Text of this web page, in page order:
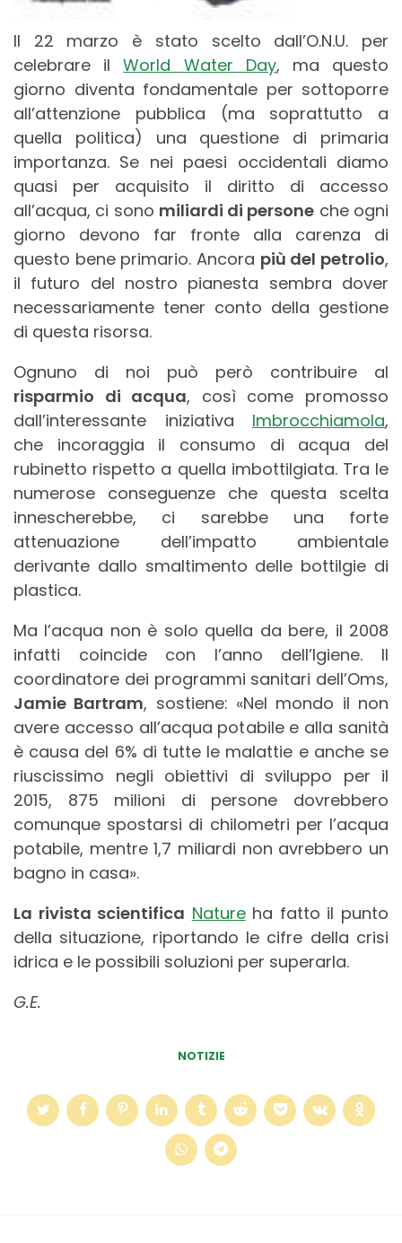
Il 22 marzo è stato scelto dall’O.N.U. per
celebrare ilWorld Water Day, ma questo
giorno diventa fondamentale per sottoporre
all’attenzione pubblica (ma soprattutto a
quella politica) una questione di primaria
importanza. Se nei paesi occidentali diamo
quasi per acquisito il diritto di accesso
all’acqua, ci sono miliardi di persone che ogni
giorno devono far fronte alla carenza di
questo bene primario. Ancora più del petrolio,
il futuro del nostro pianesta sembra dover
necessariamente tener conto della gestione
di questa risorsa.
Ognuno di noi può però contribuire al
risparmio di acqua, così come promosso
dall’interessante iniziativa Imbrocchiamola,
che incoraggia il consumo di acqua del
rubinetto rispetto a quella imbottilgiata. Tra le
numerose conseguenze che questa scelta
innescherebbe, ci sarebbe una forte
attenuazione dell’impatto ambientale
derivante dallo smaltimento delle bottilgie di
plastica.
Ma l’acqua non è solo quella da bere, il 2008
infatti coincide con l’anno dell’Igiene. Il
coordinatore dei programmi sanitari dell’Oms,
Jamie Bartram, sostiene: «Nel mondo il non
avere accesso all’acqua potabile e alla sanità
è causa del 6% di tutte le malattie e anche se
riuscissimo negli obiettivi di sviluppo per il
2015, 875 milioni di persone dovrebbero
comunque spostarsi di chilometri per l’acqua
potabile, mentre 1,7 miliardi non avrebbero un
bagno in casa».
La rivista scientifica Natureha fatto il punto
della situazione, riportando le cifre della crisi
idrica e le possibili soluzioni per superarla.
G.E.
NOTIZIE